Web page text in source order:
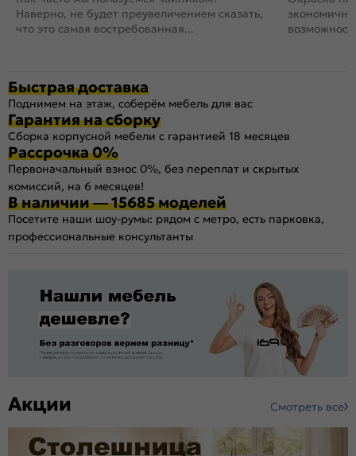
Наверно, не будет преувеличением сказать,
что это самая востребованная...
Быстрая доставка
Поднимем на этаж, соберём мебель для вас
Гарантия на сборку
Сборка корпусной мебели с гарантией 18 месяцев
Рассрочка 0%
Первоначальный взнос 0%, без переплат и скрытых
комиссий, на 6 месяцев!
В наличии — 15685 моделей
Посетите наши шоу-румы: рядом с метро, есть парковка,
профессиональные консультанты
Акции Смотреть все